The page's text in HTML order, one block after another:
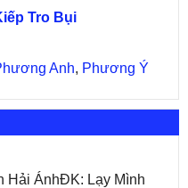
Tro Bụi
Anh, Phương Ý
Hải ÁnhĐK: Lạy Mình